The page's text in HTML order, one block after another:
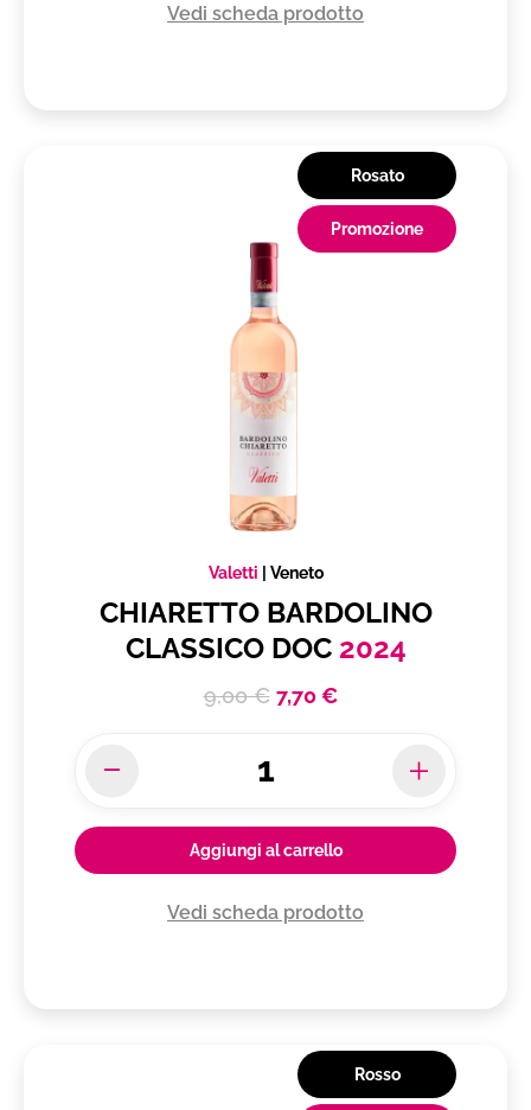
Vedi scheda prodotto
Rosato
Promozione
Valetti | Veneto
CHIARETTO BARDOLINO
CLASSICO DOC 2024
9,00 € 7,70 €
Aggiungi al carrello
Vedi scheda prodotto
Rosso